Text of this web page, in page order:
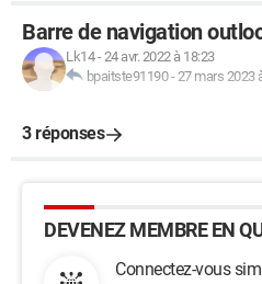
Barre de navigation
Lk14-24 avr. 2022 à 18:23
bpaitste91190-27 mars 2023
3 réponses
DEVENEZ MEMBRE EN
Connectez-vous